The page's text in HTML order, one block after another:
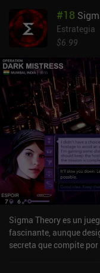
#18
Estrategia
$6.99
Sigma Theory es un
fascinante, aunque
secreta que compite